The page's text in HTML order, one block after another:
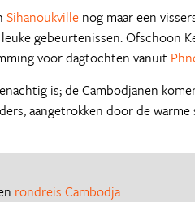
Sihanoukville nog maar een
gebeurtenissen. Ofschoon
voor dagtochten vanuit
is; de Cambodjanen
aangetrokken door de
rondreis Cambodja